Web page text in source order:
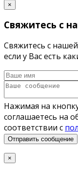
×
Свяжитесь с
Свяжитесь с
если у Вас есть
Нажимая на
соглашаетесь на
соответствии с
Отправить сообщение
×